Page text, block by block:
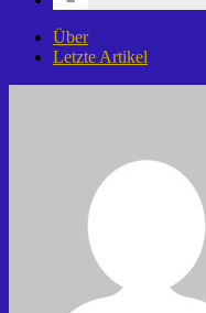
Über
Letzte Artikel